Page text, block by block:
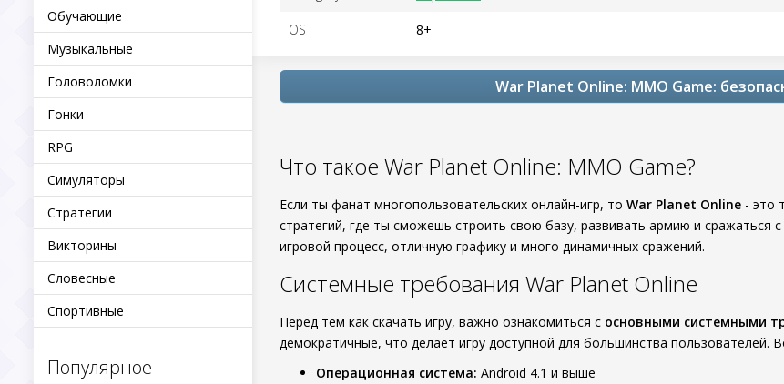
Обучающие
Музыкальные
Головоломки
Гонки
RPG
Симуляторы
Стратегии
Викторины
Словесные
Спортивные
Популярное
OS 8+
War Planet Online: MMO Game:
Что такое War Planet Online: MMO Game?
Если ты фанат многопользовательских онлайн-игр, то War Planet Online - это
стратегий, где ты сможешь строить свою базу, развивать армию и
игровой процесс, отличную графику и много динамичных сражений.
Системные требования War Planet Online
Перед тем как скачать игру, важно ознакомиться с основными системными
демократичные, что делает игру доступной для большинства пользователей.
Операционная система: Android 4.1 и выше